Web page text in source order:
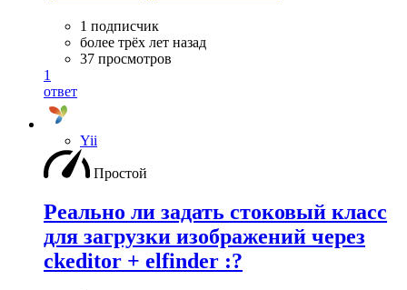
1 подписчик
более трёх лет назад
37 просмотров
1
ответ
Yii
Простой
Реально ли задать стоковый класс
для загрузки изображений через
ckeditor + elfinder :?